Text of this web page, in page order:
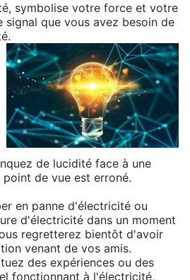
symbolise votre force et votre
signal que vous avez besoin de
de lucidité face à une
de vue est erroné.
en panne d'électricité ou
d'électricité dans un moment
regretterez bientôt d'avoir
venant de vos amis.
des expériences ou des
fonctionnant à l'électricité,